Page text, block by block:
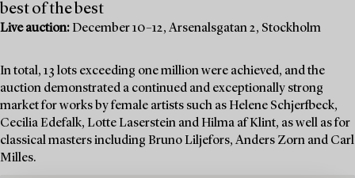
best of the best
Live auction: December 10–12, Arsenalsgatan 2, Stockholm
In total, 13 lots exceeding one million were achieved, and the
auction demonstrated a continued and exceptionally strong
market for works by female artists such as Helene Schjerfbeck,
Cecilia Edefalk, Lotte Laserstein and Hilma af Klint, as well as for
classical masters including Bruno Liljefors, Anders Zorn and Carl
Milles.